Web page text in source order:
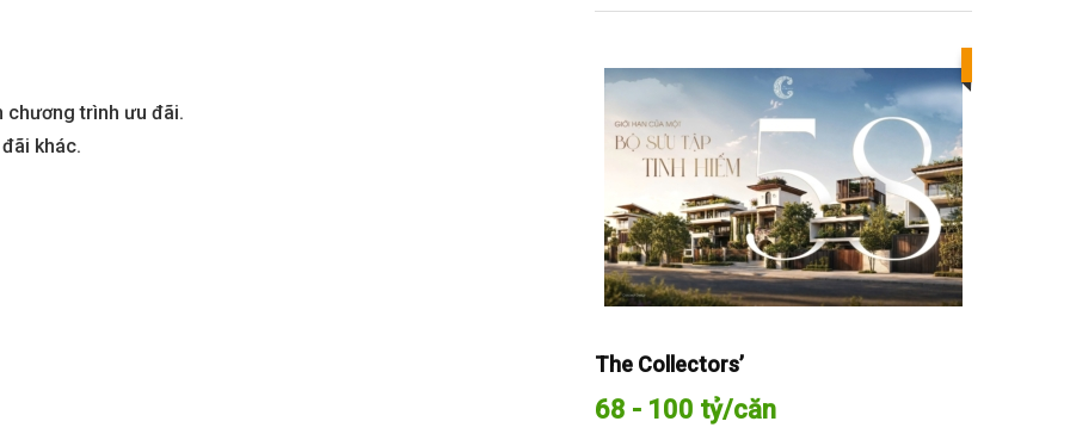
chương trình ưu đãi.
khác.
The Collectors’
68 - 100 tỷ/căn